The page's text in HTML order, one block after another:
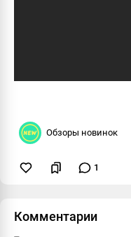
Обзоры новинок
1
Комментарии